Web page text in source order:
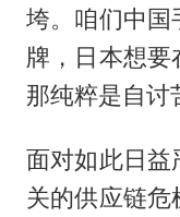
垮。咱们中国
牌，日本想要
那纯粹是自讨
面对如此日益
关的供应链